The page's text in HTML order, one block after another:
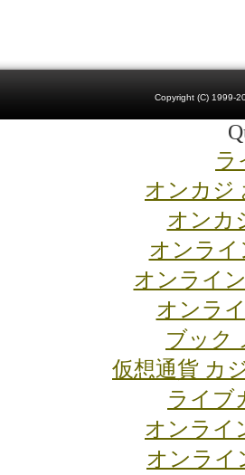
Copyright (C) 1999-
ラ
オンカジ
オンカ
オンラ
オンライ
オンラ
ブック
仮想通貨 カ
ライブ
オンライ
オンライ